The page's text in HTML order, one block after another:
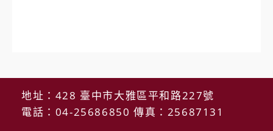
地址：428 臺中市大雅區平和路227號
電話：04-25686850 傳真：25687131